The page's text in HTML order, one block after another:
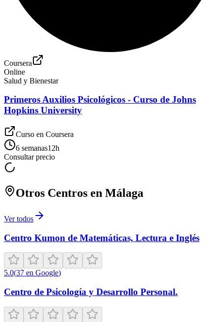
Coursera
Online
Salud y Bienestar
Primeros Auxilios Psicológicos - Curso de Johns
Hopkins University
Curso en Coursera
6 semanas12h
Consultar precio
Otros Centros en Málaga
Ver todos
Centro Kumon de Matemáticas, Lectura e Inglés
5.0(37 en Google)
Centro de Psicología y Desarrollo Personal.